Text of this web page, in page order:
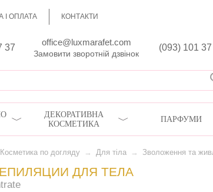
І ОПЛАТА КОНТАКТИ
37
office@luxmarafet.com
(093) 101
Замовити зворотній дзвінок
ДЕКОРАТИВНА
КОСМЕТИКА
ПАРФУМИ
Косметика по догляду → Для тіла → Зволоження та
ДЛЯ ТЕЛА